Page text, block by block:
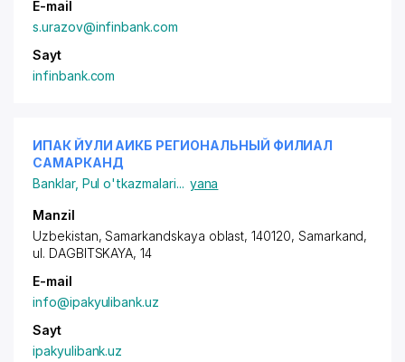
E-mail
s.urazov@infinbank.com
Sayt
infinbank.com
ИПАК ЙУЛИ АИКБ РЕГИОНАЛЬНЫЙ ФИЛИАЛ
САМАРКАНД
Banklar, Pul o'tkazmalari... yana
Manzil
Uzbekistan, Samarkandskaya oblast, 140120, Samarkand,
ul. DAGBITSKAYA, 14
E-mail
info@ipakyulibank.uz
Sayt
ipakyulibank.uz